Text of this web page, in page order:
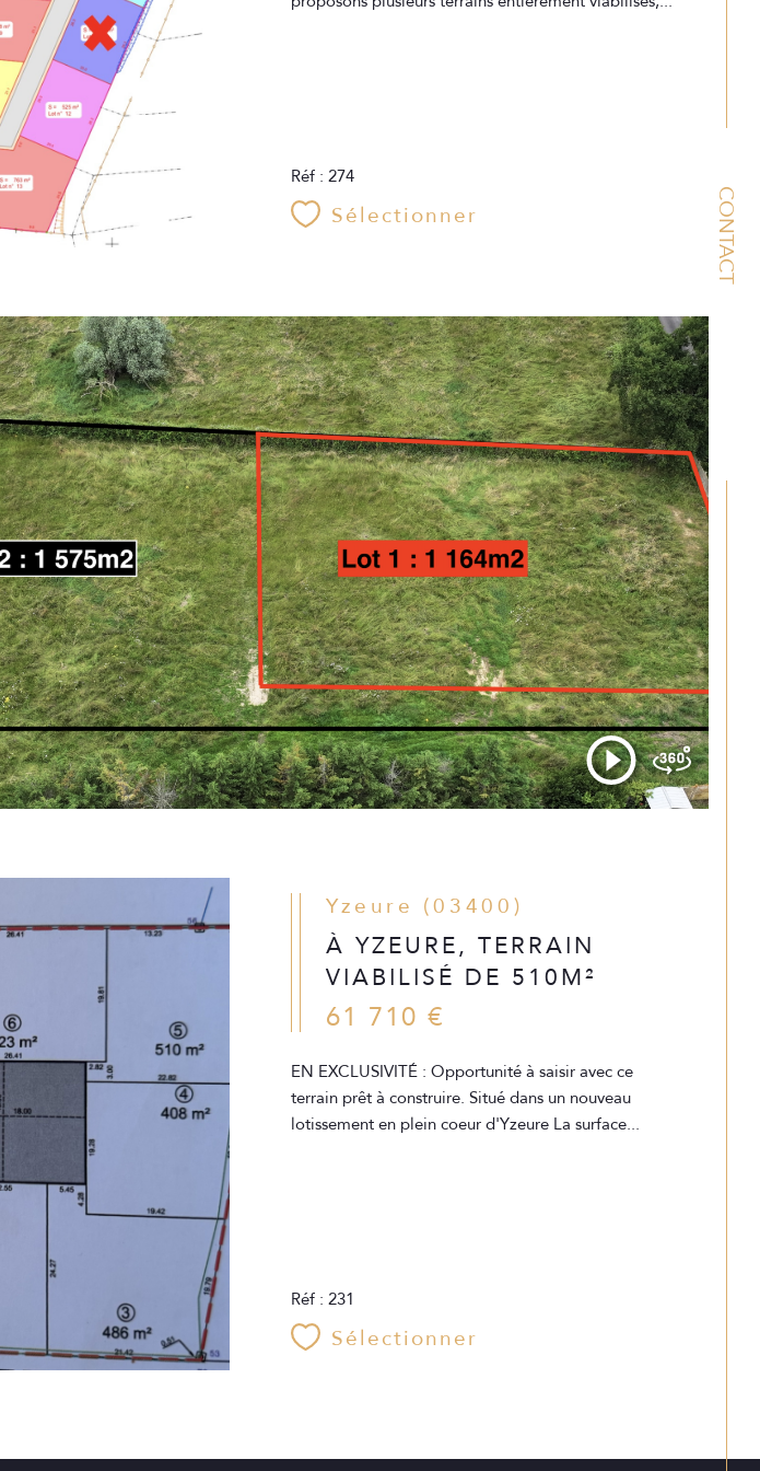
CONTACT
Réf : 274
Sélectionner
Yzeure (03400)
À YZEURE, TERRAIN
VIABILISÉ DE 510M²
61 710 €
EN EXCLUSIVITÉ : Opportunité à saisir avec ce
terrain prêt à construire. Situé dans un nouveau
lotissement en plein coeur d'Yzeure La surface...
Réf : 231
Sélectionner